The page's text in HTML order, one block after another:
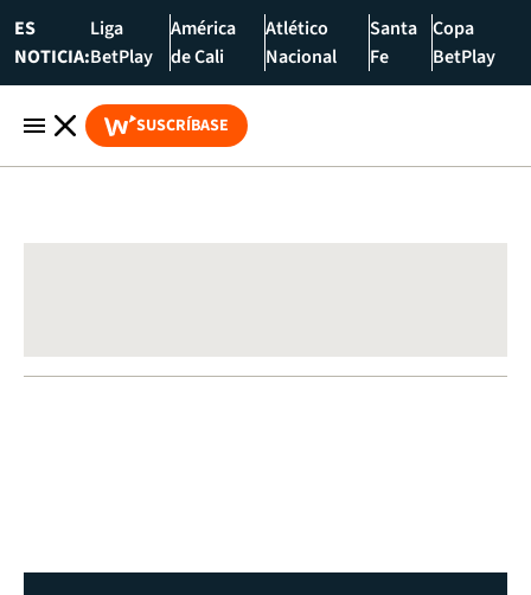
ES
NOTICIA:
Liga
BetPlay
América
de Cali
Atlético
Nacional
Santa
Fe
Copa
BetPlay
SUSCRÍBASE